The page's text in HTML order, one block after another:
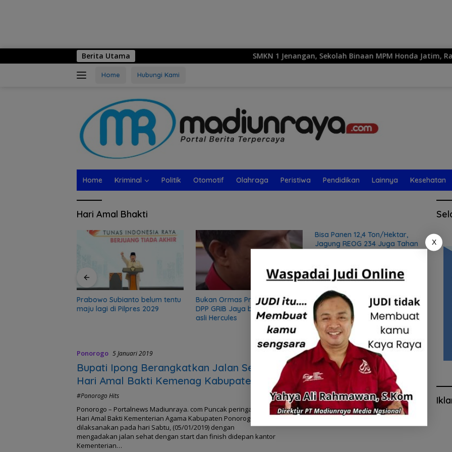
Berita Utama SMKN 1 Jenangan, Sekolah Binaan MPM Honda Jatim, Raih
Home Hubungi Kami
Home Kriminal Politik Otomotif Olahraga Peristiwa Pendidikan Lainnya Kesehatan
Hari Amal Bhakti
Prabowo Subianto belum tentu
maju lagi di Pilpres 2029
Bukan Ormas Preman, Sekjen
DPP GRIB Jaya bongkar sifat
asli Hercules
Bisa Panen 12,4 Ton/Hektar,
Jagung REOG 234 Juga Tahan
Rutan
saat Hari
Ponorogo 5 Januari 2019
Bupati Ipong Berangkatkan Jalan Sehat
Hari Amal Bakti Kemenag Kabupaten
Ponorogo
#Ponorogo Hits
Ponorogo – Portalnews Madiunraya. com Puncak peringatan
Hari Amal Bakti Kementerian Agama Kabupaten Ponorogo
dilaksanakan pada hari Sabtu, (05/01/2019) dengan
mengadakan jalan sehat dengan start dan finish didepan kantor
Kementerian…
X